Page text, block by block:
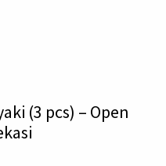
(3 pcs) – Open